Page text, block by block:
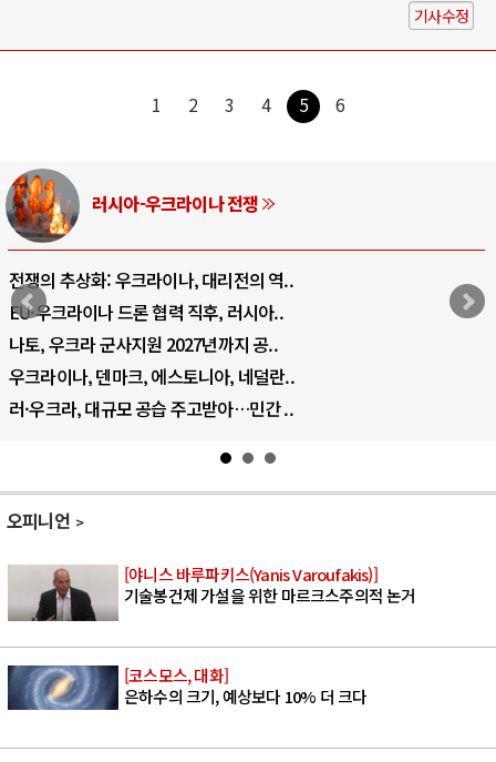
기사수정
1 2 3 4 5 6
러시아-우크라이나 전쟁
전쟁의 추상화: 우크라이나, 대리전의 역..
EU·우크라이나 드론 협력 직후, 러시아..
나토, 우크라 군사지원 2027년까지 공..
우크라이나, 덴마크, 에스토니아, 네덜란..
러·우크라, 대규모 공습 주고받아…민간 ..
오피니언
[야니스 바루파키스(Yanis Varoufakis)]
기술봉건제 가설을 위한 마르크스주의적 논거
[코스모스, 대화]
은하수의 크기, 예상보다 10% 더 크다